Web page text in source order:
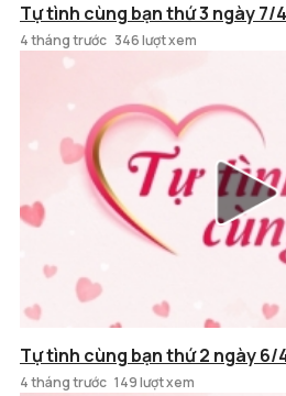
Tự tình cùng bạn thứ 3 ngày 7/
4 tháng trước 346 lượt xem
Tự tình cùng bạn thứ 2 ngày
4 tháng trước 149 lượt xem